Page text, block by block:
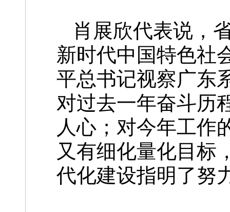
肖展欣代表说，
新时代中国特色社
平总书记视察广东
对过去一年奋斗历
人心；对今年工作
又有细化量化目标
代化建设指明了努